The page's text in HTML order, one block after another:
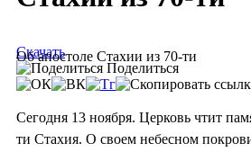
Об апостоле Стахии из 70-ти
Скачать
Поделиться
Сегодня 13 ноября. Церковь чтит
ти Стахия. О своем небесном